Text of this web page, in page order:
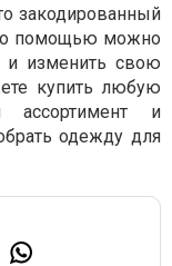
закодированный
помощью можно
и изменить свою
купить любую
и
одежду для